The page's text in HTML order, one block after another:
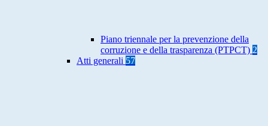
Piano triennale per la prevenzione della
corruzione e della trasparenza (PTPCT) 2
Atti generali 57